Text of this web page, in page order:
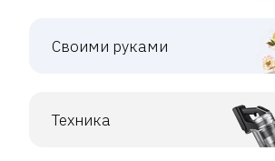
Своими руками
Техника